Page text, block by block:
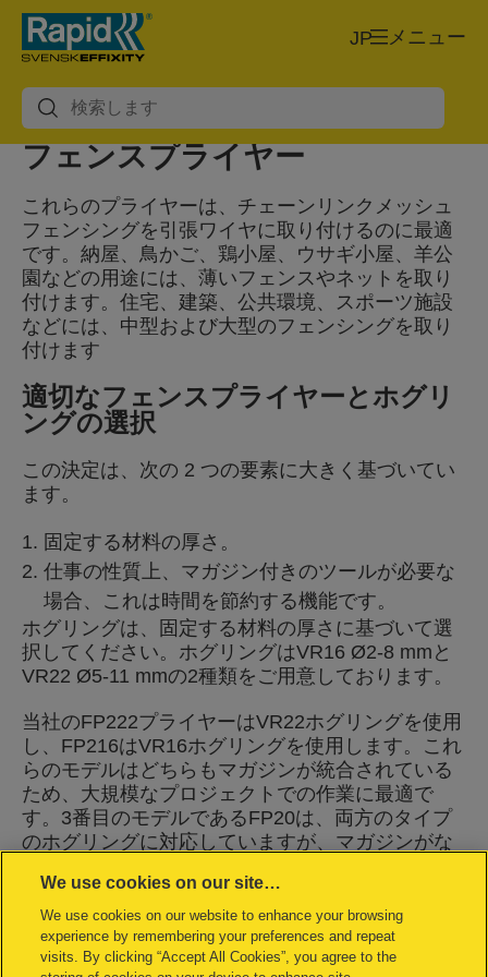
メニュー
JP
フェンスプライヤー
これらのプライヤーは、チェーンリンクメッシュ
フェンシングを引張ワイヤに取り付けるのに最適
です。納屋、鳥かご、鶏小屋、ウサギ小屋、羊公
園などの用途には、薄いフェンスやネットを取り
付けます。住宅、建築、公共環境、スポーツ施設
などには、中型および大型のフェンシングを取り
付けます
適切なフェンスプライヤーとホグリ
ングの選択
この決定は、次の 2 つの要素に大きく基づいてい
ます。
固定する材料の厚さ。
仕事の性質上、マガジン付きのツールが必要な
場合、これは時間を節約する機能です。
ホグリングは、固定する材料の厚さに基づいて選
択してください。ホグリングはVR16 Ø2-8 mmと
VR22 Ø5-11 mmの2種類をご用意しております。
当社のFP222プライヤーはVR22ホグリングを使用
し、FP216はVR16ホグリングを使用します。これ
らのモデルはどちらもマガジンが統合されている
ため、大規模なプロジェクトでの作業に最適で
す。3番目のモデルであるFP20は、両方のタイプ
のホグリングに対応していますが、マガジンがな
色分けされたホグリング
より見栄えの良い結果を得るために、当社製品に
We use cookies on our site…
We use cookies on our website to enhance your browsing
experience by remembering your preferences and repeat
visits. By clicking “Accept All Cookies”, you agree to the